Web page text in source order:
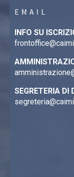
EMAIL
INFO SU
SEGRETERIA DI